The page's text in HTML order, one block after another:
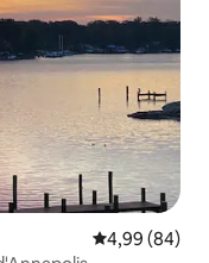
Évaluation
4,99 (84)